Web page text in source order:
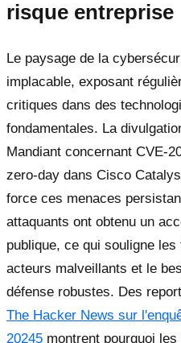
risque entreprise
Le paysage de la
implacable, exposant
critiques dans des
fondamentales. La
Mandiant concernant CVE-
zero-day dans Cisco
force ces menaces
attaquants ont obtenu un
publique, ce qui souligne
acteurs malveillants et le
défense robustes. Des
The Hacker News sur
20245 montrent pourquoi